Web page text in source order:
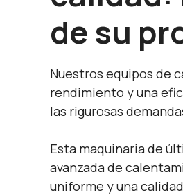
de su
Nuestros equipos de
rendimiento y una
las rigurosas
Esta maquinaria de
avanzada de
uniforme y una